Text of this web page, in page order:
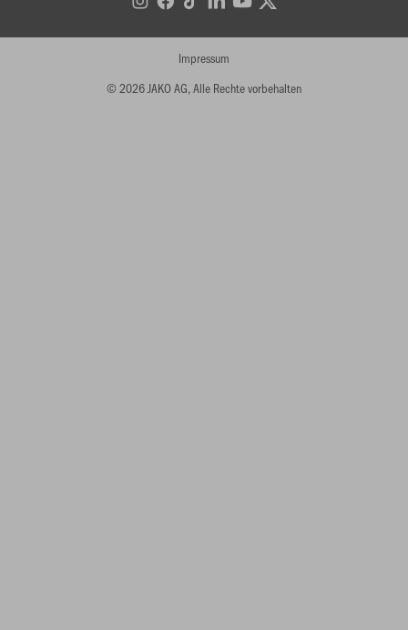
© 2026 JAKO AG, Alle Rechte vorbehalten
Impressum